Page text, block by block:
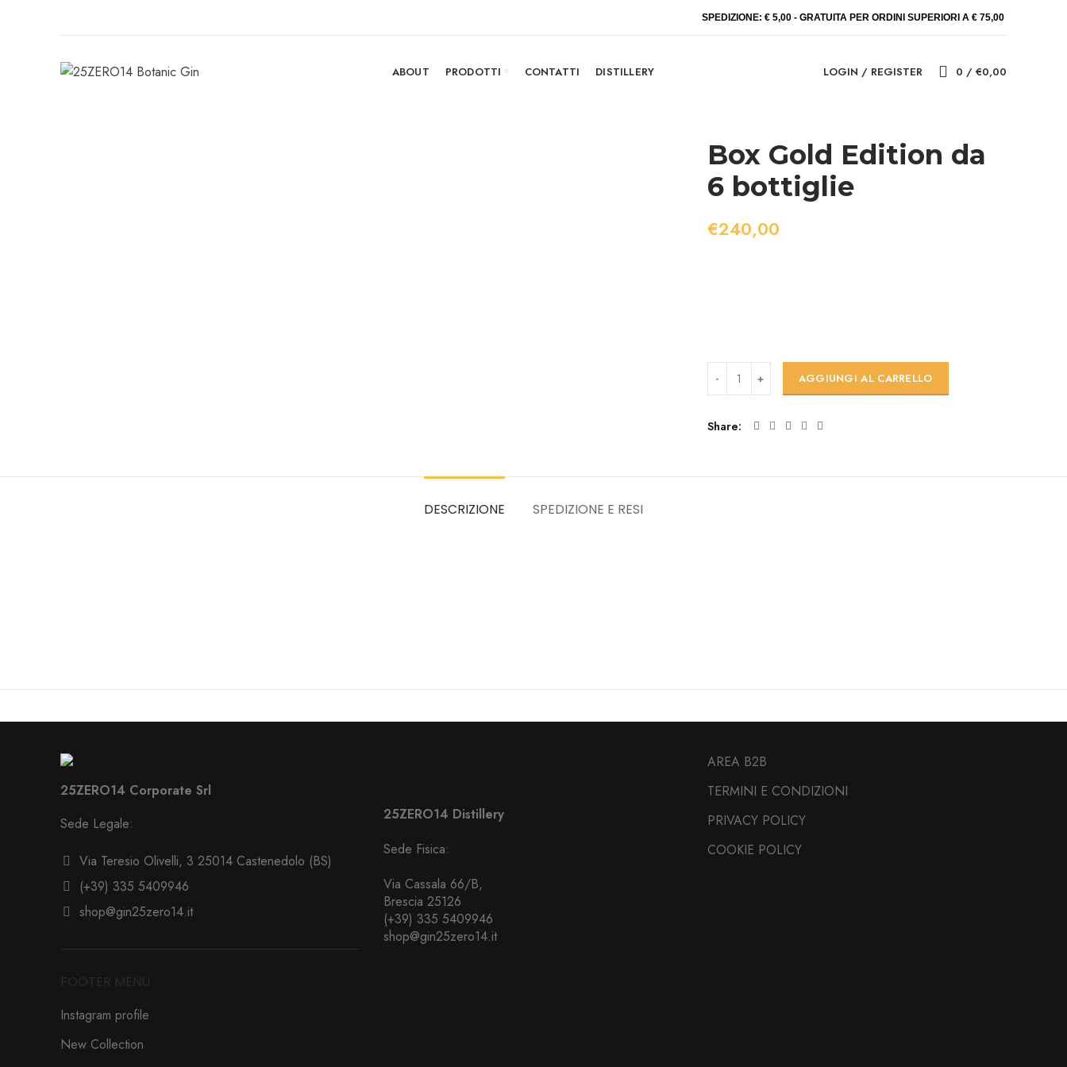
SPEDIZIONE: € 5,00 - GRATUITA PER ORDINI SUPERIORI A € 75,00
ABOUT PRODOTTI CONTATTI DISTILLERY LOGIN / REGISTER 0 / €0,00
Box Gold Edition da
6 bottiglie
€240,00
Box Gold Edition da 6 bottiglie quantità
AGGIUNGI AL CARRELLO
Share
DESCRIZIONE SPEDIZIONE E RESI
25ZERO14 Corporate Srl
Sede Legale:
Via Teresio Olivelli, 3 25014 Castenedolo (BS)
(+39) 335 5409946
shop@gin25zero14.it
FOOTER MENU
Instagram profile
New Collection
25ZERO14 Distillery
Sede Fisica:
Via Cassala 66/B,
Brescia 25126
(+39) 335 5409946
shop@gin25zero14.it
AREA B2B
TERMINI E CONDIZIONI
PRIVACY POLICY
COOKIE POLICY